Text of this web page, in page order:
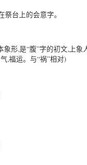
台上的会意字。
形,是“腹”字的初文,上
,福运。与“祸”相对)